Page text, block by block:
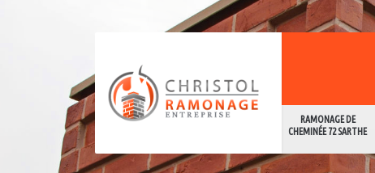
RAMONAGE DE
CHEMINÉE 72 SARTHE